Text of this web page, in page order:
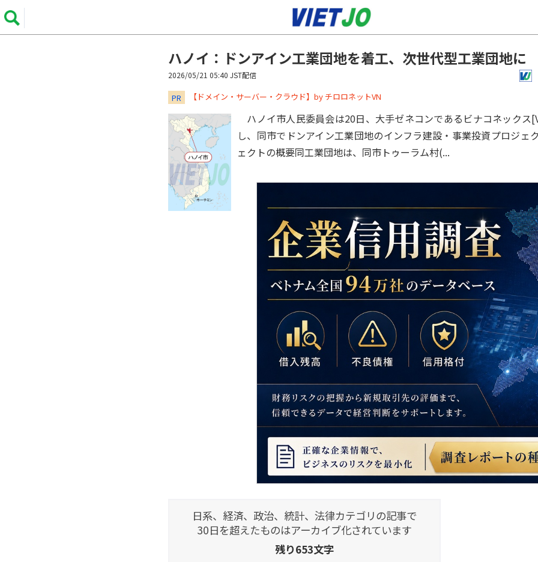
ハノイ：ドンアイン工業団地を着工、次世代型工業団地に
2026/05/21 05:40 JST配信
PR ​​​​​​​【ドメイン・サーバー・クラウド】by チロロネットVN
ハノイ市人民委員会は20日、大手ゼネコンであるビナコネックス
し、同市でドンアイン工業団地のインフラ建設・事業投資プロジェ
ェクトの概要同工業団地は、同市トゥーラム村(...
日系、経済、政治、統計、法律カテゴリの記事で
30日を超えたものはアーカイブ化されています
残り653文字